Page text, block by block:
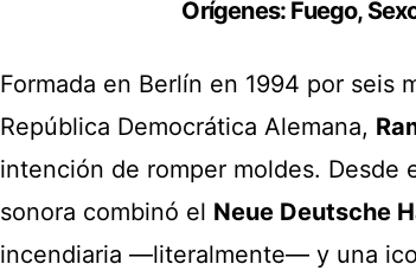
Orígenes: Fuego,
Formada en Berlín en 1994 por seis
República Democrática Alemana,
intención de romper moldes. Desde
sonora combinó el Neue Deutsche
incendiaria —literalmente— y una